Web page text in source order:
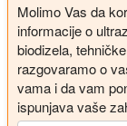
Molimo Vas da
informacije o
biodizela,
razgovaramo o
vama i da vam
ispunjava vaše